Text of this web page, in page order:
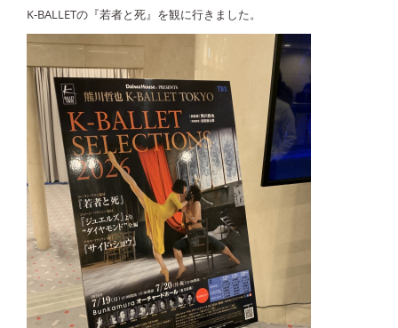
K-BALLETの『若者と死』を観に行きました。